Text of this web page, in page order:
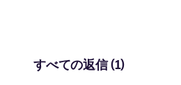
すべての返信 (1)